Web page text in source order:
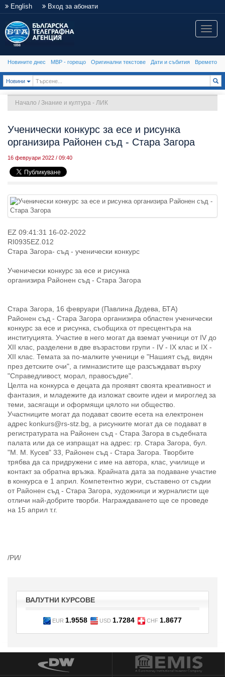
English Вход за абонати
Toggle
Новините днес МВР - горещо Оригинални текстове Дати и събития Времето
Новини Toggle Dropdown
Начало / Знание и култура - ЛИК
Ученически конкурс за есе и рисунка
организира Районен съд - Стара Загора
16 февруари 2022 / 09:40
EZ 09:41:31 16-02-2022
RI0935EZ.012
Стара Загора- съд - ученически конкурс
Ученически конкурс за есе и рисунка
организира Районен съд - Стара Загора
Стара Загора, 16 февруари (Павлина Дудева, БТА)
Районен съд - Стара Загора организира областен ученически
конкурс за есе и рисунка, съобщиха от пресцентъра на
институцията. Участие в него могат да вземат ученици от IV до
XII клас, разделени в две възрастови групи - IV - IX клас и IX -
XII клас. Темата за по-малките ученици е "Нашият съд, видян
през детските очи", а гимназистите ще разсъждават върху
"Справедливост, морал, правосъдие".
Целта на конкурса е децата да проявят своята креативност и
фантазия, и младежите да изложат своите идеи и мироглед за
теми, засягащи и оформящи цялото ни общество.
Участниците могат да подават своите есета на електронен
адрес konkurs@rs-stz.bg, а рисунките могат да се подават в
регистратурата на Районен съд - Стара Загора в съдебната
палата или да се изпращат на адрес: гр. Стара Загора, бул.
"М. М. Кусев" 33, Районен съд - Стара Загора. Творбите
трябва да са придружени с име на автора, клас, училище и
контакт за обратна връзка. Крайната дата за подаване участие
в конкурса е 1 април. Компетентно жури, съставено от съдии
от Районен съд - Стара Загора, художници и журналисти ще
отличи най-добрите творби. Награждаването ще се проведе
на 15 април т.г.
/РИ/
ВАЛУТНИ КУРСОВЕ
EUR 1.9558 USD 1.7284 CHF 1.8677